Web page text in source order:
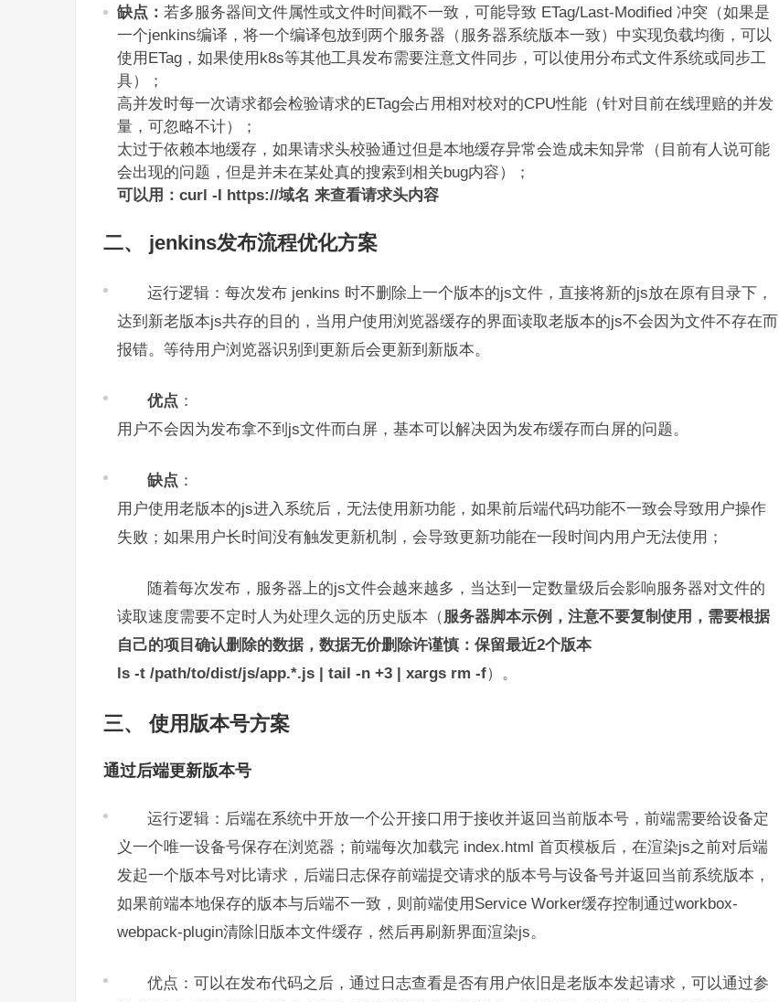
缺点： 若多服务器间文件属性或文件时间戳不一致，可能导致 ETag/Last-Modified 冲突（如果是
一个jenkins编译，将一个编译包放到两个服务器（服务器系统版本一致）中实现负载均衡，可以
使用ETag，如果使用k8s等其他工具发布需要注意文件同步，可以使用分布式文件系统或同步工
具）；
高并发时每一次请求都会检验请求的ETag会占用相对校对的CPU性能（针对目前在线理赔的并发
量，可忽略不计）；
太过于依赖本地缓存，如果请求头校验通过但是本地缓存异常会造成未知异常（目前有人说可能
会出现的问题，但是并未在某处真的搜索到相关bug内容）；
可以用：curl -I https://域名 来查看请求头内容
二、 jenkins发布流程优化方案
运行逻辑：每次发布 jenkins 时不删除上一个版本的js文件，直接将新的js放在原有目录下，
达到新老版本js共存的目的，当用户使用浏览器缓存的界面读取老版本的js不会因为文件不存在而
报错。等待用户浏览器识别到更新后会更新到新版本。
优点 ：
用户不会因为发布拿不到js文件而白屏，基本可以解决因为发布缓存而白屏的问题。
缺点 ：
用户使用老版本的js进入系统后，无法使用新功能，如果前后端代码功能不一致会导致用户操作
失败；如果用户长时间没有触发更新机制，会导致更新功能在一段时间内用户无法使用；
随着每次发布，服务器上的js文件会越来越多，当达到一定数量级后会影响服务器对文件的
读取速度需要不定时人为处理久远的历史版本（ 服务器脚本示例，注意不要复制使用，需要根据
自己的项目确认删除的数据，数据无价删除许谨慎：保留最近2个版本
ls -t /path/to/dist/js/app.*.js | tail -n +3 | xargs rm -f）。
三、 使用版本号方案
通过后端更新版本号
运行逻辑：后端在系统中开放一个公开接口用于接收并返回当前版本号，前端需要给设备定
义一个唯一设备号保存在浏览器；前端每次加载完 index.html 首页模板后，在渲染js之前对后端
发起一个版本号对比请求，后端日志保存前端提交请求的版本号与设备号并返回当前系统版本，
如果前端本地保存的版本与后端不一致，则前端使用Service Worker缓存控制通过workbox-
webpack-plugin清除旧版本文件缓存，然后再刷新界面渲染js。
优点：可以在发布代码之后，通过日志查看是否有用户依旧是老版本发起请求，可以通过参